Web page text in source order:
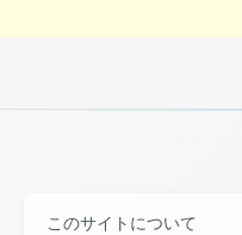
このサイトについて